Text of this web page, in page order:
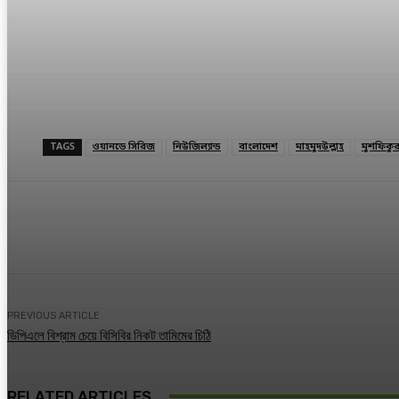
TAGS ওয়ানডে সিরিজ নিউজিল্যান্ড বাংলাদেশ মাহমুদউল্লাহ মুশফিকুর
PREVIOUS ARTICLE
ডিপিএলে বিশ্রাম চেয়ে বিসিবির নিকট তামিমের চিঠি